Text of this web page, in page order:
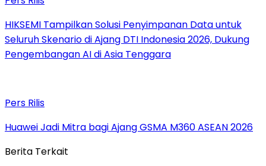
HIKSEMI Tampilkan Solusi Penyimpanan Data untuk
Seluruh Skenario di Ajang DTI Indonesia 2026, Dukung
Pengembangan AI di Asia Tenggara
Pers Rilis
Huawei Jadi Mitra bagi Ajang GSMA M360 ASEAN 2026
Berita Terkait